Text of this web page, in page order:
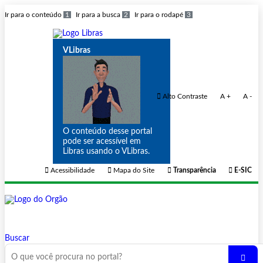
Ir para o conteúdo 1 Ir para a busca 2 Ir para o rodapé 3
VLibras
O conteúdo desse portal
pode ser acessível em
Libras usando o VLibras.
Alto Contraste A + A -
Acessibilidade Mapa do Site Transparência E-SIC
Buscar